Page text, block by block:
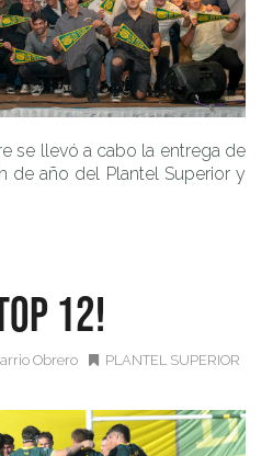
se llevó a cabo la entrega de
de año del Plantel Superior y
12!
Obrero
PLANTEL SUPERIOR